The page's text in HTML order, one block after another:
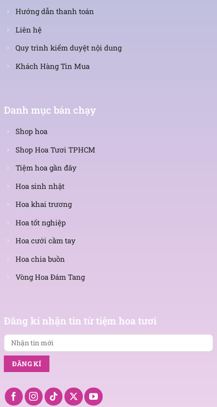
Hướng dẫn thanh toán
Liên hệ
Quy trình kiểm duyệt nội dung
Khách Hàng Tin Mua
Danh mục bán chạy
Shop hoa
Shop Hoa Tươi TPHCM
Tiệm hoa gần đây
Hoa sinh nhật
Hoa khai trương
Hoa tốt nghiệp
Hoa cưới cầm tay
Hoa chia buồn
Vòng Hoa Đám Tang
Đăng kí nhận tin từ tiệm hoa tươi
tin
mới